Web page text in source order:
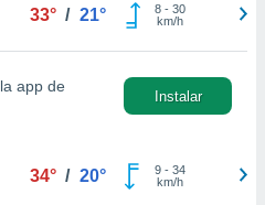
33° / 21° 8- 30
km/h
la app de
Instalar
34° / 20° 9- 34
km/h